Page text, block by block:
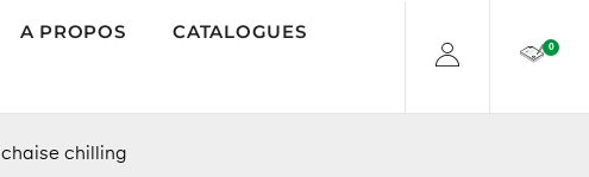
A PROPOS CATALOGUES
0
chaise chilling